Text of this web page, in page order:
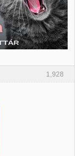
1,928